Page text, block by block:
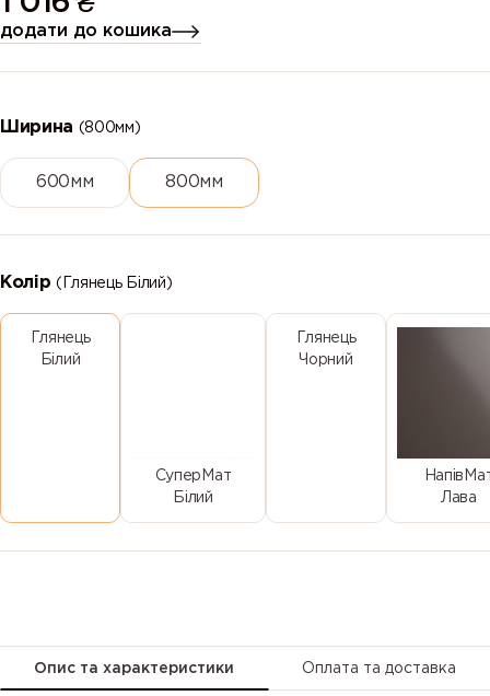
додати до кошика
Ширина (800мм)
600мм 800мм
Колір(Глянець Білий)
Глянець
Білий
СуперМат
Білий
Глянець
Чорний
Лава
Опис та характеристики Оплата та доставка